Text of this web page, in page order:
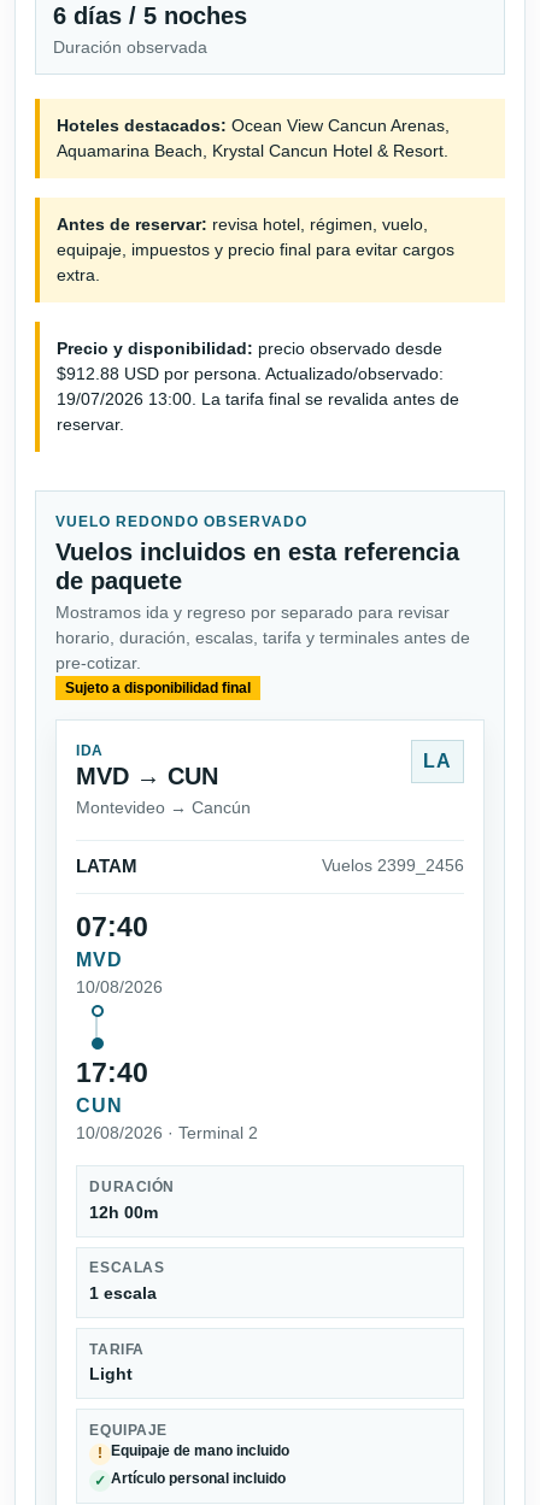
6 días / 5 noches
Duración observada
Hoteles destacados: Ocean View Cancun Arenas,
Aquamarina Beach, Krystal Cancun Hotel & Resort.
Antes de reservar: revisa hotel, régimen, vuelo,
equipaje, impuestos y precio final para evitar cargos
extra.
Precio y disponibilidad: precio observado desde
$912.88 USD por persona. Actualizado/observado:
19/07/2026 13:00. La tarifa final se revalida antes de
reservar.
VUELO REDONDO OBSERVADO
Vuelos incluidos en esta referencia
de paquete
Mostramos ida y regreso por separado para revisar
horario, duración, escalas, tarifa y terminales antes de
pre-cotizar.
Sujeto a disponibilidad final
IDA
MVD → CUN
Montevideo → Cancún
LA
LATAM Vuelos 2399_2456
07:40
MVD
10/08/2026
17:40
CUN
10/08/2026 · Terminal 2
DURACIÓN
12h 00m
ESCALAS
1 escala
TARIFA
Light
EQUIPAJE
!
Equipaje de mano incluido
✓ Artículo personal incluido